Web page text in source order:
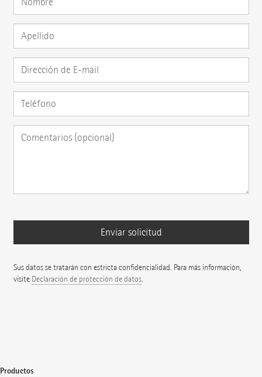
Sus datos se tratarán con estricta confidencialidad. Para más información,
visite Declaración de protección de datos.
Productos